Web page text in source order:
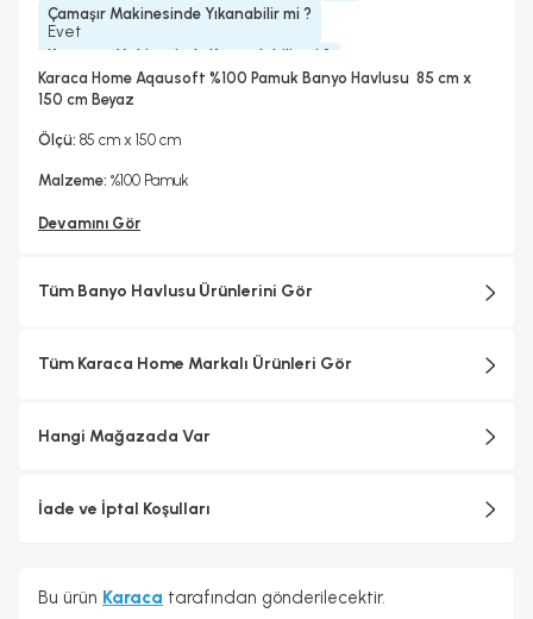
Çamaşır Makinesinde Yıkanabilir mi ?
Evet
Kurutma Makinesinde Kurutulabilir mi ?
Evet
Kuru Temizleme Yapılabilir
Karaca Home Aqausoft %100 Pamuk Banyo Havlusu 85 cm x
150 cm Beyaz
Ölçü: 85 cm x 150 cm
Malzeme: %100 Pamuk
Devamını Gör
Tüm Banyo Havlusu Ürünlerini Gör
Tüm Karaca Home Markalı Ürünleri Gör
Hangi Mağazada Var
İade ve İptal Koşulları
Bu ürün Karaca tarafından gönderilecektir.